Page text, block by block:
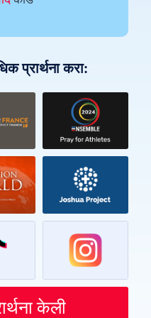
प्रार्थना करा:
केली